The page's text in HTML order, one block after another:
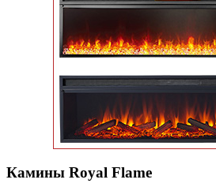
Камины Royal Flame